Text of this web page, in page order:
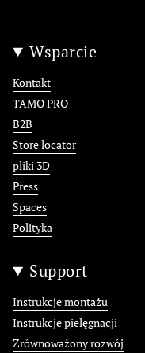
Wsparcie
Kontakt
TAMO PRO
B2B
Store locator
pliki 3D
Press
Spaces
Polityka
Support
Instrukcje montażu
Instrukcje pielęgnacji
Zrównoważony rozwój